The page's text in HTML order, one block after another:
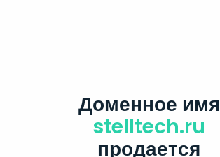
Доменное имя
stelltech.ru
продается